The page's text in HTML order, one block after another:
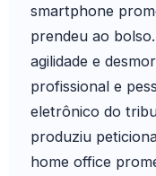
smartphone
prendeu ao
agilidade e
profissional e
eletrônico do
produziu
home office